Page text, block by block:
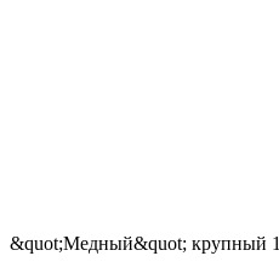
&quot;Медный&quot; крупный 1